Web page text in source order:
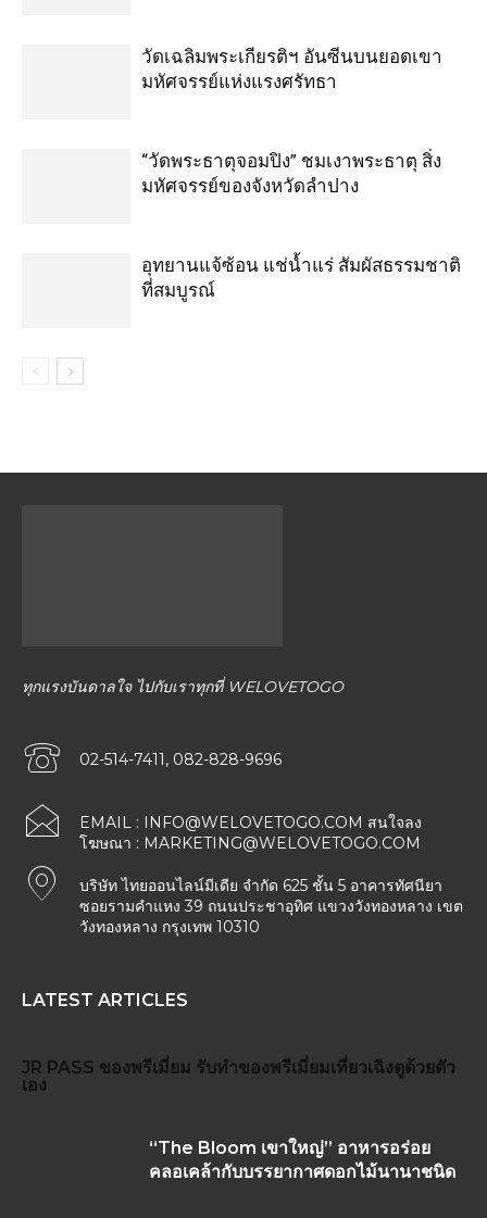
วัดเฉลิมพระเกียรติฯ อันซีนบนยอดเขา
มหัศจรรย์แห่งแรงศรัทธา
“วัดพระธาตุจอมปิง” ชมเงาพระธาตุ สิ่ง
มหัศจรรย์ของจังหวัดลำปาง
อุทยานแจ้ซ้อน แช่น้ำแร่ สัมผัสธรรมชาติ
ที่สมบูรณ์
ทุกแรงบันดาลใจ ไปกับเราทุกที่ WELOVETOGO
02-514-7411, 082-828-9696
EMAIL : INFO@WELOVETOGO.COM สนใจลง
โฆษณา : MARKETING@WELOVETOGO.COM
บริษัท ไทยออนไลน์มีเดีย จำกัด 625 ชั้น 5 อาคารทัศนียา
ซอยรามคำแหง 39 ถนนประชาอุทิศ แขวงวังทองหลาง เขต
วังทองหลาง กรุงเทพ 10310
LATEST ARTICLES
JR PASS ของพรีเมี่ยม รับทำของพรีเมี่ยมเที่ยวเฉิงตูด้วยตัว
เอง
“The Bloom เขาใหญ่” อาหารอร่อย
คลอเคล้ากับบรรยากาศดอกไม้นานาชนิด